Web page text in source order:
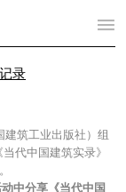
录
筑工业出版社）组
代中国建筑实录》
中分享 《当代中国